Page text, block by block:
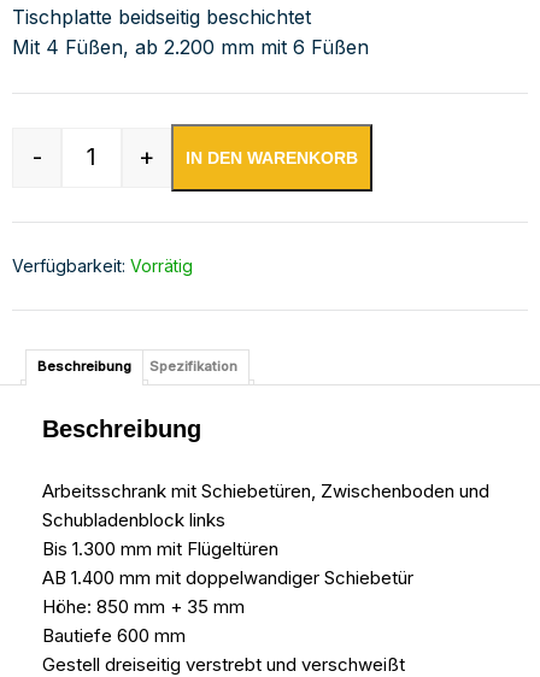
Tischplatte beidseitig beschichtet
Mit 4 Füßen, ab 2.200 mm mit 6 Füßen
Edelstahl Arbeitsschrank mit Schubladenblock
- + IN DEN WARENKORB
Verfügbarkeit: Vorrätig
Beschreibung Spezifikation
Beschreibung
Arbeitsschrank mit Schiebetüren, Zwischenboden und
Schubladenblock links
Bis 1.300 mm mit Flügeltüren
AB 1.400 mm mit doppelwandiger Schiebetür
Höhe: 850 mm + 35 mm
Bautiefe 600 mm
Gestell dreiseitig verstrebt und verschweißt